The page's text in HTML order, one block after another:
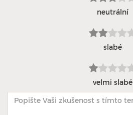
neutrální
slabé
velmi slabé